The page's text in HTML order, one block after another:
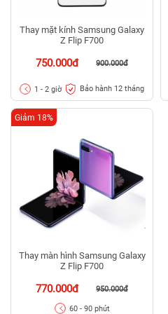
Thay mặt kính Samsung Galaxy
Z Flip F700
750.000đ 900.000đ
1 - 2 giờ Bảo hành 12 tháng
Thay màn hình Samsung Galaxy
Z Flip F700
770.000đ 950.000đ
Giảm 18%
60 - 90 phút